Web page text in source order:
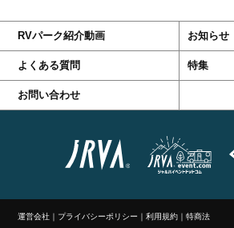
RVパーク紹介動画 お知らせ
よくある質問 特集
お問い合わせ
運営会社 ｜ プライバシーポリシー ｜利用規約 ｜特商法